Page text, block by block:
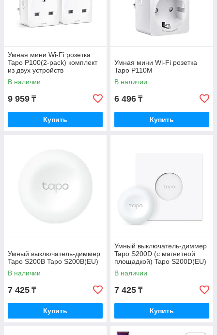
Умная мини Wi-Fi розетка
Tapo P100(2-pack) комплект
из двух устройств
В наличии
9 959 ₸
Купить
Умная мини Wi-Fi розетка
Tapo P110M
В наличии
6 496 ₸
Купить
Умный выключатель-диммер
Tapo S200B Tapo S200B(EU)
В наличии
7 425 ₸
Купить
Умный выключатель-диммер
Tapo S200D (с магнитной
площадкой) Tapo S200D(EU)
В наличии
7 425 ₸
Купить